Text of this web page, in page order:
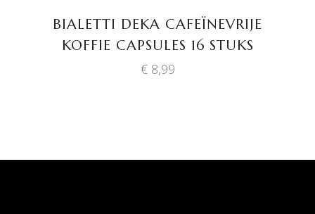
BIALETTI DEKA CAFEÏNEVRIJE
KOFFIE CAPSULES 16 STUKS
€8,99